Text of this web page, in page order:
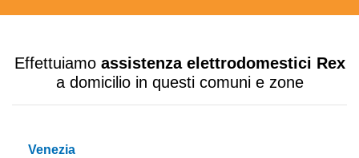
Effettuiamo assistenza elettrodomestici Rex
a domicilio in questi comuni e zone
Venezia